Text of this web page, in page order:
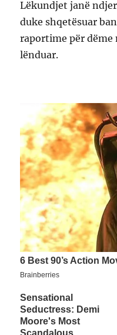
Lëkundjet janë
duke shqetësuar
raportime për dëme
lënduar.